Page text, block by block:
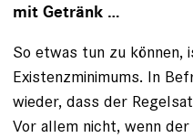
mit Getränk …
So etwas tun zu
Existenzminimums. In
wieder, dass der
Vor allem nicht, wenn